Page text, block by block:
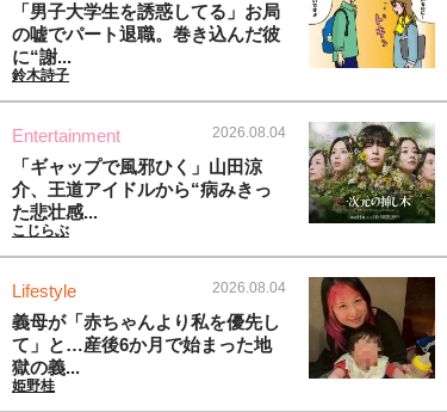
「男子大学生を誘惑してる」お局
の嘘でパート退職。巻き込んだ彼
に“謝...
鈴木詩子
Entertainment 2026.08.04
「ギャップで風邪ひく」山田涼
介、王道アイドルから“病みきっ
た悲壮感...
こじらぶ
Lifestyle 2026.08.04
義母が「赤ちゃんより私を優先し
て」と…産後6か月で始まった地
獄の義...
姫野桂